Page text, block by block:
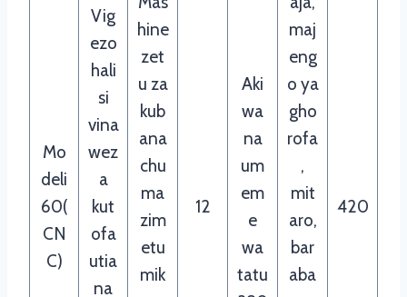
Mo
deli
60(
CN
C)
Vig
ezo
hali
si
vina
wez
a
kut
ofa
utia
na
hine
zet
u za
kub
ana
chu
ma
zim
etu
mik
12
Aki
wa
na
um
em
e
wa
tatu
maj
eng
o ya
gho
rofa
,
mit
aro,
bar
aba
420